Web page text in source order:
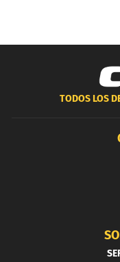
TODOS LOS